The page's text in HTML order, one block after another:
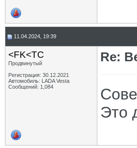
11.04.2024, 19:39
<FK<TC
Продвинутый
Регистрация: 30.12.2021
Автомобиль: LADA Vesta
Сообщений: 1,084
Re:
Это